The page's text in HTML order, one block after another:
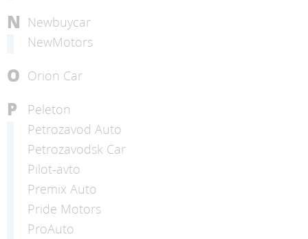
N Newbuycar
NewMotors
O Orion Car
P
Peleton
Petrozavod Auto
Petrozavodsk Car
Pilot-avto
Premix Auto
Pride Motors
ProAuto